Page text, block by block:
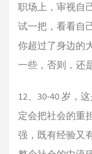
职场上，审视自
试一把，看看自
你超过了身边的
一些，否则，还
12、30-40 岁，
定会把社会的重
强，既有经验又